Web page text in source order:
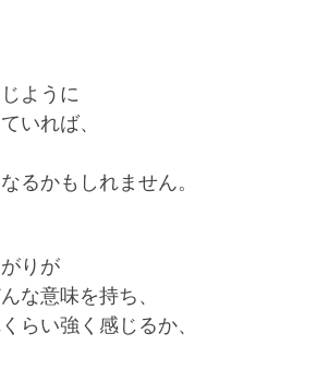
ように
いれば、
るかもしれません。
りが
な意味を持ち、
らい強く感じるか、